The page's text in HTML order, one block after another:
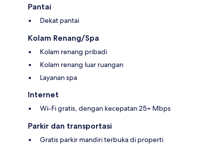
Pantai
Dekat pantai
Kolam Renang/Spa
Kolam renang pribadi
Kolam renang luar ruangan
Layanan spa
Internet
Wi-Fi gratis, dengan kecepatan 25+ Mbps
Parkir dan transportasi
Gratis parkir mandiri terbuka di properti